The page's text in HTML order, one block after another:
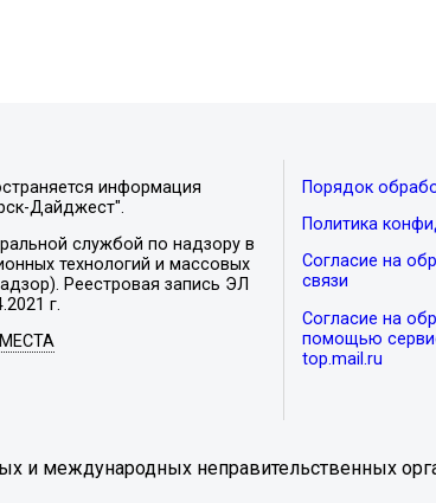
информация
Дайджест".
службой по надзору в
технологий и массовых
Реестровая запись ЭЛ
г.
Порядок
Политика
Согласие на
связи
Согласие на
помощью
top.mail.ru
и международных неправительственных